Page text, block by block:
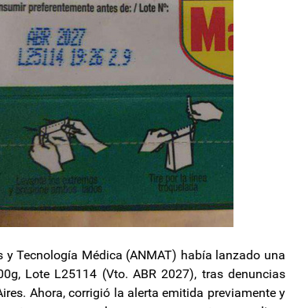
Tecnología Médica (ANMAT) había lanzado una
Lote L25114 (Vto. ABR 2027), tras denuncias
Ahora, corrigió la alerta emitida previamente y